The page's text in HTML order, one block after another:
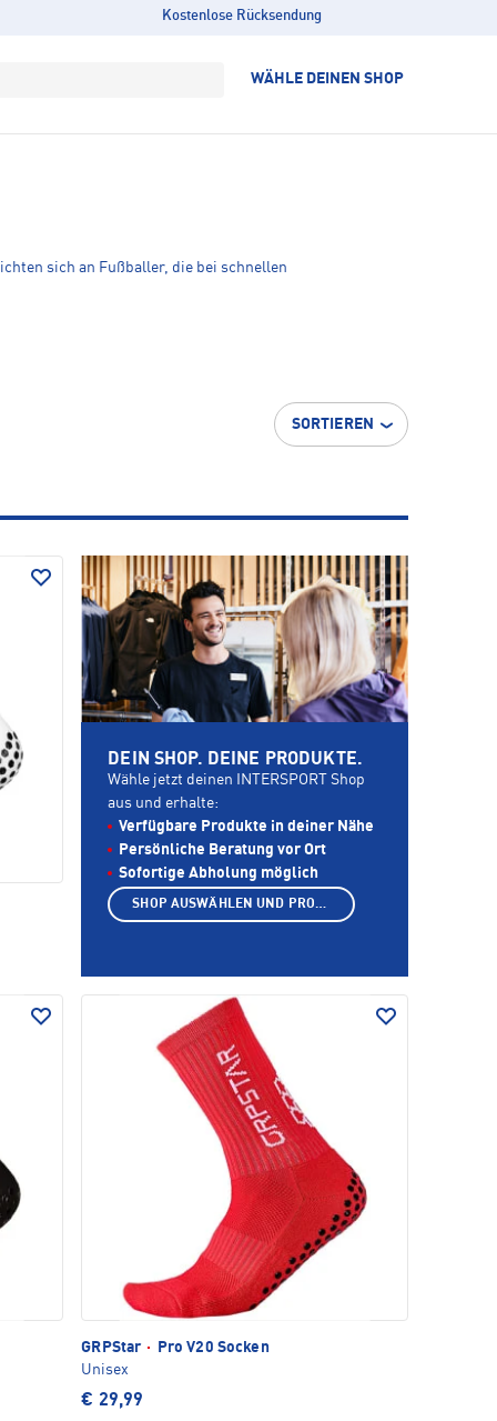
Kostenlose Rücksendung
WÄHLE DEINEN SHOP
sich an Fußballer, die bei schnellen
SORTIEREN
GRPStar ·
Pro V20 Socken
Unisex
€ 29,99
DEIN SHOP. DEINE PRODUKTE.
Wähle jetzt deinen INTERSPORT Shop
aus und erhalte:
Verfügbare Produkte in deiner Nähe
Persönliche Beratung vor Ort
Sofortige Abholung möglich
SHOP AUSWÄHLEN UND PRODUKTE ANZEIGEN